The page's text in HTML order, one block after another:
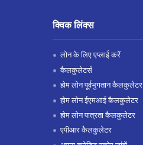
क्विक लिंक्स
लोन के लिए एप्लाई करें
कैलकुलेटर्स
होम लोन पूर्वभुगतान कैलकुलेटर
होम लोन ईएमआई कैलकुलेटर
होम लोन पात्रता कैलकुलेटर
एपीआर कैलकुलेटर